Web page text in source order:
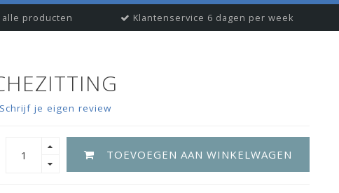
producten Klantenservice 6 dagen per week
Schrijf je eigen review
TOEVOEGEN AAN WINKELWAGEN